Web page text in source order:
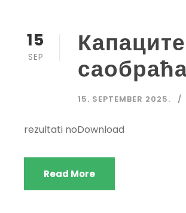
15
SEP
15. SEPTEMBER 2025.
rezultati noDownload
Read More